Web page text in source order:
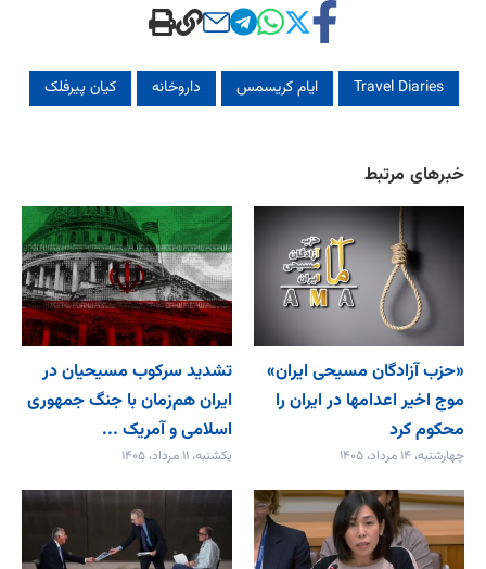
Travel Diaries ایام کریسمس داروخانه کیان پیرفلک
خبرهای مرتبط
«حزب آزادگان مسیحی ایران»
موج اخیر اعدامها در ایران را
محکوم کرد
چهارشنبه، ۱۴ مرداد، ۱۴۰۵
تشدید سرکوب مسیحیان در
ایران هم‌زمان با جنگ جمهوری
اسلامی و آمریک ...
یکشنبه، ۱۱ مرداد، ۱۴۰۵